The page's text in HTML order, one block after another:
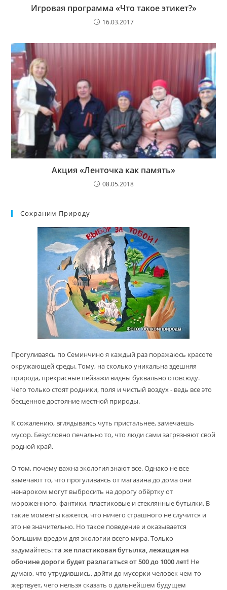
Игровая программа «Что такое этикет?»
16.03.2017
Акция «Ленточка как память»
08.05.2018
Сохраним Природу
Прогуливаясь по Семинчино я каждый раз поражаюсь красоте
окружающей среды. Тому, на сколько уникальна здешняя
природа, прекрасные пейзажи видны буквально отовсюду.
Чего только стоят родники, поля и чистый воздух - ведь все это
бесценное достояние местной природы.
К сожалению, вглядываясь чуть пристальнее, замечаешь
мусор. Безусловно печально то, что люди сами загрязняют свой
родной край.
О том, почему важна экология знают все. Однако не все
замечают то, что прогуливаясь от магазина до дома они
ненароком могут выбросить на дорогу обёртку от
мороженного, фантики, пластиковые и стеклянные бутылки. В
такие моменты кажется, что ничего страшного не случится и
это не значительно. Но такое поведение и оказывается
большим вредом для экологии всего мира. Только
задумайтесь:та же пластиковая бутылка, лежащая на
обочине дороги будет разлагаться от 500 до 1000 лет! Не
думаю, что утрудившись, дойти до мусорки человек чем-то
жертвует, чего нельзя сказать о дальнейшем будущем